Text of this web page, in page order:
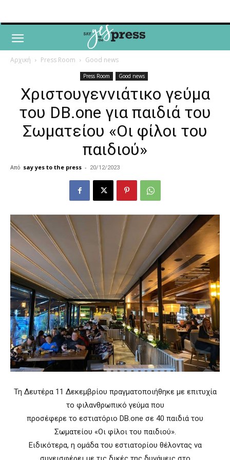
Αρχική Press Room Good news
Press Room Good news
Χριστουγεννιάτικο γεύμα
του DB.one για παιδιά του
Σωματείου «Οι φίλοι του
παιδιού»
Από say yes to the press - 20/12/2023
Τη Δευτέρα 11 Δεκεμβρίου πραγματοποιήθηκε με επιτυχία
το φιλανθρωπικό γεύμα που
προσέφερε το εστιατόριο DB.one σε 40 παιδιά του
Σωματείου «Οι φίλοι του παιδιού».
Ειδικότερα, η ομάδα του εστιατορίου θέλοντας να